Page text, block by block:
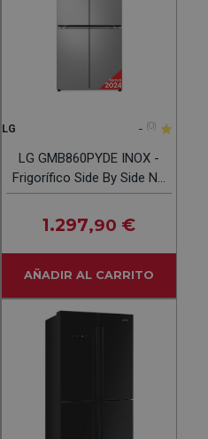
LG - (0)
LG GMB860PYDE INOX -
Frigorífico Side By Side No
Frost
1.297,90 €
AÑADIR AL CARRITO